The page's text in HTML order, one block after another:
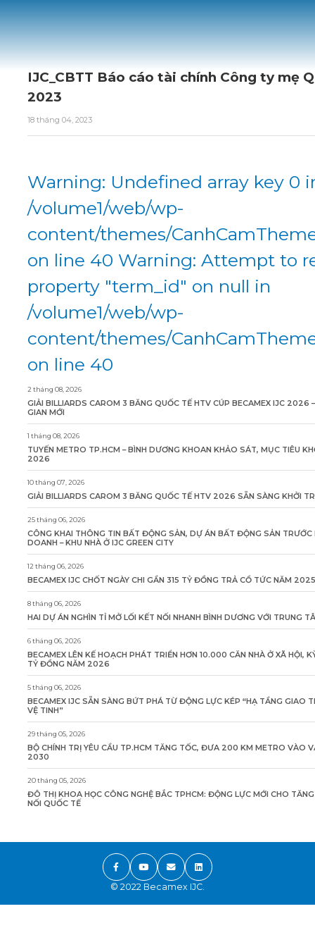
IJC_CBTT Báo cáo tài chính Công ty mẹ
2023
18 tháng 04, 2023
Warning: Undefined array key 0
/volume1/web/wp-
content/themes/
on line 40 Warning: Attempt to
property "term_id" on null in
/volume1/web/wp-
content/themes/
on line 40
2 tháng 08, 2026
GIẢI BILLIARDS CAROM 3 BĂNG QUỐC TẾ HTV CÚP BECAMEX IJC 2026
GIAN MỚI
1 tháng 08, 2026
TUYẾN METRO TP.HCM – BÌNH DƯƠNG KHOAN KHẢO SÁT, MỤC TIÊU
2026
10 tháng 07, 2026
GIẢI BILLIARDS CAROM 3 BĂNG QUỐC TẾ HTV 2026 SẴN SÀNG KHỞI
25 tháng 06, 2026
CÔNG KHAI THÔNG TIN BẤT ĐỘNG SẢN, DỰ ÁN BẤT ĐỘNG SẢN
DOANH – KHU NHÀ Ở IJC GREEN CITY
12 tháng 06, 2026
BECAMEX IJC CHỐT NGÀY CHI GẦN 315 TỶ ĐỒNG TRẢ CỔ TỨC NĂM 2025
8 tháng 06, 2026
HAI DỰ ÁN NGHÌN TỈ MỞ LỐI KẾT NỐI NHANH BÌNH DƯƠNG VỚI TRUNG
6 tháng 06, 2026
BECAMEX LÊN KẾ HOẠCH PHÁT TRIỂN HƠN 10.000 CĂN NHÀ Ở XÃ HỘI,
TỶ ĐỒNG NĂM 2026
5 tháng 06, 2026
BECAMEX IJC SẴN SÀNG BỨT PHÁ TỪ ĐỘNG LỰC KÉP “HẠ TẦNG GIAO
VỆ TINH”
29 tháng 05, 2026
BỘ CHÍNH TRỊ YÊU CẦU TP.HCM TĂNG TỐC, ĐƯA 200 KM METRO VÀO
2030
20 tháng 05, 2026
ĐÔ THỊ KHOA HỌC CÔNG NGHỆ BẮC TPHCM: ĐỘNG LỰC MỚI CHO
NỐI QUỐC TẾ
© 2022 Becamex IJC.